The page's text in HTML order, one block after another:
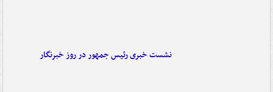
نشست خبری رئیس جمهور در روز خبرنگار